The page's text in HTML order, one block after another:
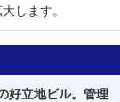
します。
好立地ビル。管理